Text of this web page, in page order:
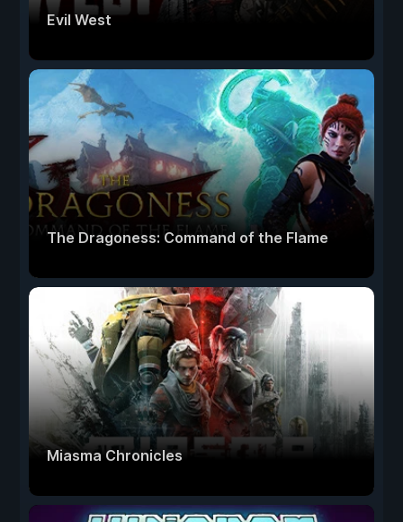
Evil West
The Dragoness: Command of the Flame
Miasma Chronicles